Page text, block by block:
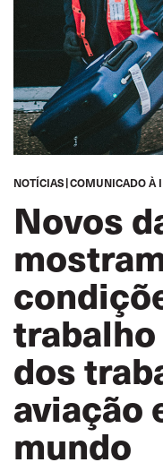
NOTÍCIAS COMUNICADO À
Novos
dos
aviação
mundo